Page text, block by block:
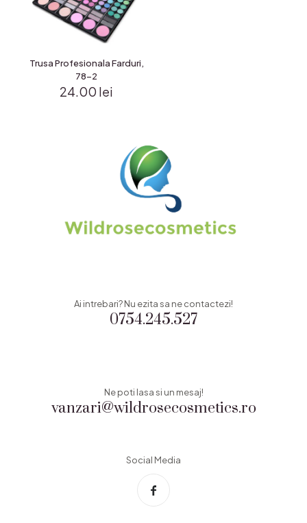
Trusa Profesionala Farduri,
78-2
24.00 lei
0754.245.527
Ai intrebari? Nu ezita sa ne contactezi!
vanzari@wildrosecosmetics.ro
Ne poti lasa si un mesaj!
Social Media